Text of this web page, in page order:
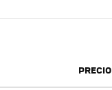
PRECIO